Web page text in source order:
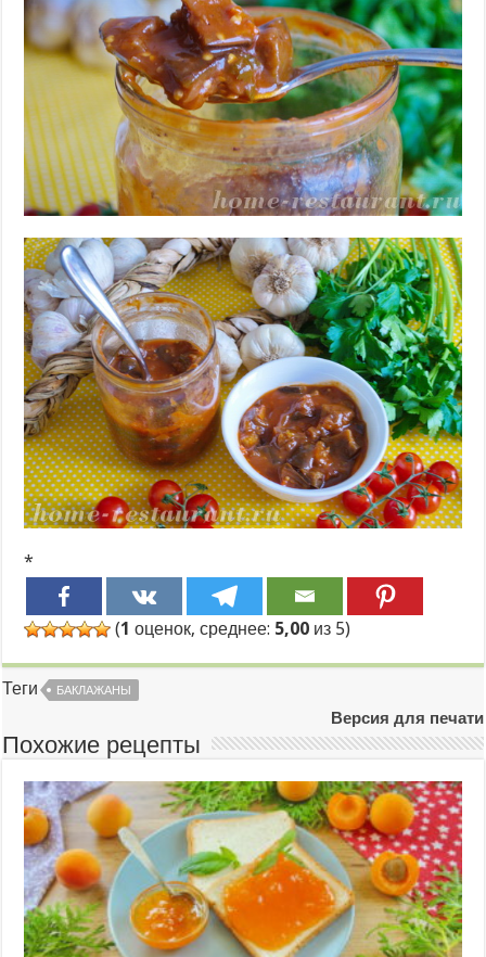
*
(1 оценок, среднее: 5,00 из 5)
Теги БАКЛАЖАНЫ
Версия для печати
Похожие рецепты